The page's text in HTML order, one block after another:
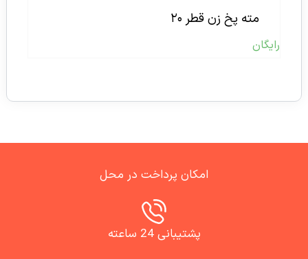
مته پخ زن قطر ۲۰
رایگان
امکان پرداخت در محل
پشتیبانی 24 ساعته